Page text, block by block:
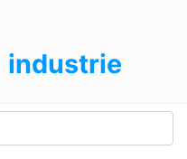
industrie